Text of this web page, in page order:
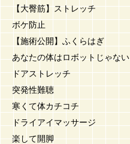
【大臀筋】ストレッチ
ボケ防止
【施術公開】ふくらはぎ
あなたの体はロボットじゃない
ドアストレッチ
突発性難聴
寒くて体カチコチ
ドライアイマッサージ
楽して開脚